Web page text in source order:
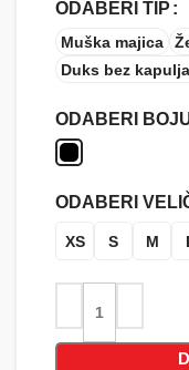
ODABERI TIP
Muška majica
Duks bez
ODABERI
ODABERI
XS S M